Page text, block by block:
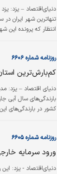
دنیای‌اقتصاد – یزد:
روزنامه شماره ۶۶۰۶
کم‌بارش‌ترین
بارندگی‌های سال آبی
کشور در بارندگی‌های
روزنامه شماره ۶۶۰۵
ورود سرمایه
دنیای‌اقتصاد - یزد: